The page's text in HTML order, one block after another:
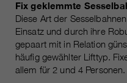
Fix geklemmte
Diese Art der
Einsatz und durch ihre
gepaart mit in Relation
häufig gewählter Lifttyp.
allem für 2 und 4 Personen.